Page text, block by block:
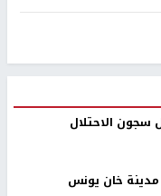
الاحتلال
خان يونس